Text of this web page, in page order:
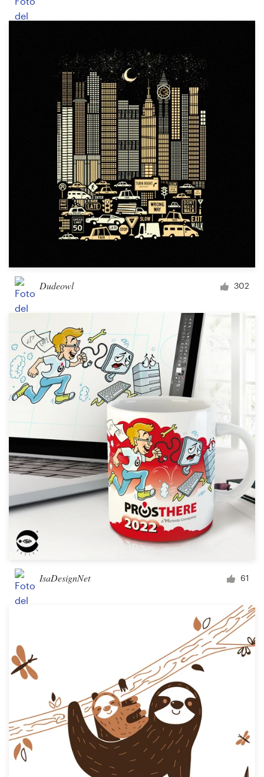
Dudeowl 302
IsaDesignNet 61
Diseño de logotipo
Tarjeta de presentación
Diseño de páginas web
Guía de la marca
Explorar todas las categorías
Soporte
+1 877 513 9415
Centro de ayuda
Recursos
Precios
Hágase diseñador